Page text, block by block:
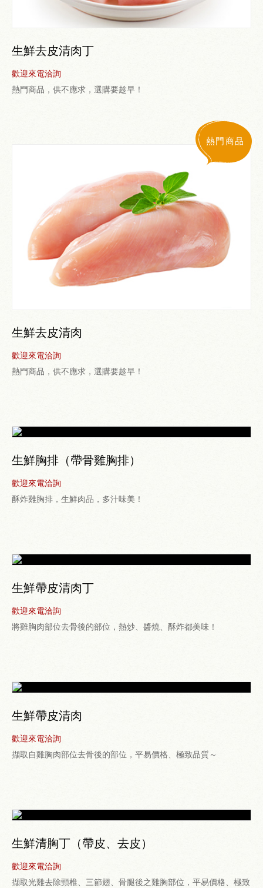
生鮮去皮清肉丁
歡迎來電洽詢
熱門商品，供不應求，選購要趁早！
生鮮去皮清肉
歡迎來電洽詢
熱門商品，供不應求，選購要趁早！
生鮮胸排（帶骨雞胸排）
歡迎來電洽詢
酥炸雞胸排，生鮮肉品，多汁味美！
生鮮帶皮清肉丁
歡迎來電洽詢
將雞胸肉部位去骨後的部位，熱炒、醬燒、酥炸都美味！
生鮮帶皮清肉
歡迎來電洽詢
擷取自雞胸肉部位去骨後的部位，平易價格、極致品質～
生鮮清胸丁（帶皮、去皮）
歡迎來電洽詢
擷取光雞去除頸椎、三節翅、骨腿後之雞胸部位，平易價格、極致